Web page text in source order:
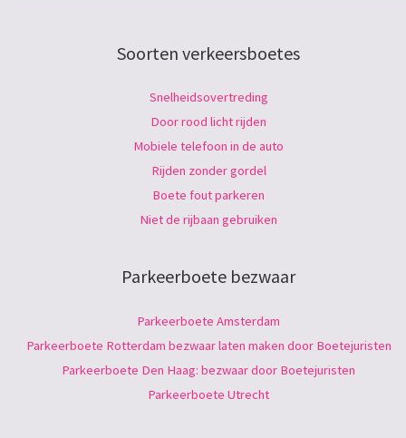
Soorten verkeersboetes
Snelheidsovertreding
Door rood licht rijden
Mobiele telefoon in de auto
Rijden zonder gordel
Boete fout parkeren
Niet de rijbaan gebruiken
Parkeerboete bezwaar
Parkeerboete Amsterdam
Parkeerboete Rotterdam bezwaar laten maken door Boetejuristen
Parkeerboete Den Haag: bezwaar door Boetejuristen
Parkeerboete Utrecht